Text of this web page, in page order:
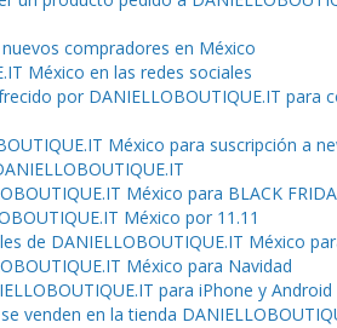
compradores en México
México en las redes sociales
por DANIELLOBOUTIQUE.IT para
México para suscripción a
México para BLACK
México por 11.11
de DANIELLOBOUTIQUE.IT México
México para Navidad
para iPhone y Android
venden en la tienda